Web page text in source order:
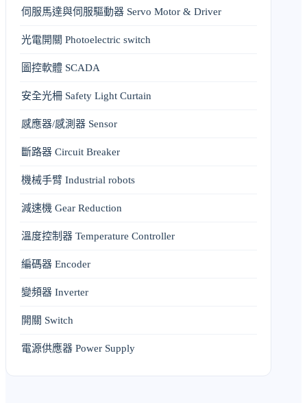
伺服馬達與伺服驅動器 Servo Motor & Driver
光電開關 Photoelectric switch
圖控軟體 SCADA
安全光柵 Safety Light Curtain
感應器/感測器 Sensor
斷路器 Circuit Breaker
機械手臂 Industrial robots
減速機 Gear Reduction
溫度控制器 Temperature Controller
編碼器 Encoder
變頻器 Inverter
開關 Switch
電源供應器 Power Supply